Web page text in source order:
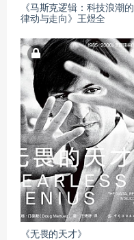
《马斯克逻辑：科技浪潮的
律动与走向》王煜全
《无畏的天才》